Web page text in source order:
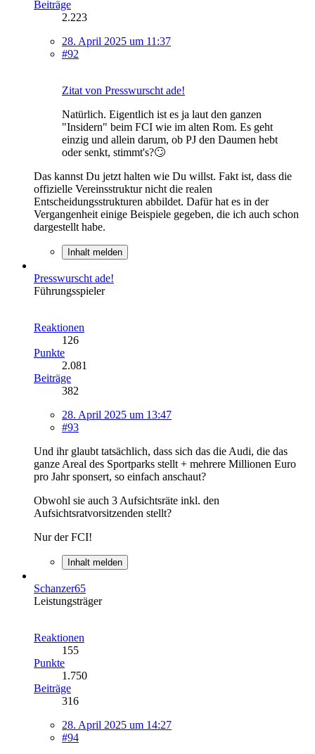
Beiträge
2.223
28. April 2025 um 11:37
#92
Zitat von Presswurscht ade!
Natürlich. Eigentlich ist es ja laut den ganzen
"Insidern" beim FCI wie im alten Rom. Es geht
einzig und allein darum, ob PJ den Daumen hebt
oder senkt, stimmt's?🙄
Das kannst Du jetzt halten wie Du willst. Fakt ist, dass die
offizielle Vereinsstruktur nicht die realen
Entscheidungsstrukturen abbildet. Dafür hat es in der
Vergangenheit einige Beispiele gegeben, die ich auch schon
dargestellt habe.
Inhalt melden
Presswurscht ade!
Führungsspieler
Reaktionen
126
Punkte
2.081
Beiträge
382
28. April 2025 um 13:47
#93
Und ihr glaubt tatsächlich, dass sich das die Audi, die das
ganze Areal des Sportparks stellt + mehrere Millionen Euro
pro Jahr sponsert, so einfach anschaut?
Obwohl sie auch 3 Aufsichtsräte inkl. den
Aufsichtsratvorsitzenden stellt?
Nur der FCI!
Inhalt melden
Schanzer65
Leistungsträger
Reaktionen
155
Punkte
1.750
Beiträge
316
28. April 2025 um 14:27
#94